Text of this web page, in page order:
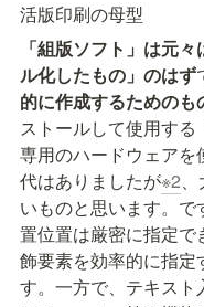
活版印刷の母型
「組版ソフト」は元
ル化したもの」のはず
的に作成するためのも
ストールして使用する
専用のハードウェア
代はありましたが※2
いものと思います。
置位置は厳密に指定
飾要素を効率的に指定
す。一方で、テキス